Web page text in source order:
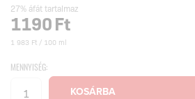
27% áfát tartalmaz
1190Ft
1 983 Ft / 100 ml
MENNYISÉG: